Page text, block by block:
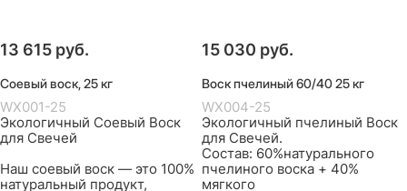
13 615 руб.
Соевый воск, 25 кг
WX001-25
Экологичный Соевый Воск
для Свечей
Наш соевый воск — это 100%
натуральный продукт,
15 030 руб.
Воск пчелиный 60/40 25 кг
WX004-25
Экологичный пчелиный Воск
для Свечей.
Состав: 60%натурального
пчелиного воска + 40%
мягкого